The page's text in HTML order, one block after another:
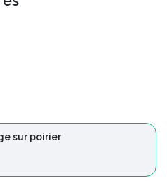
sur poirier